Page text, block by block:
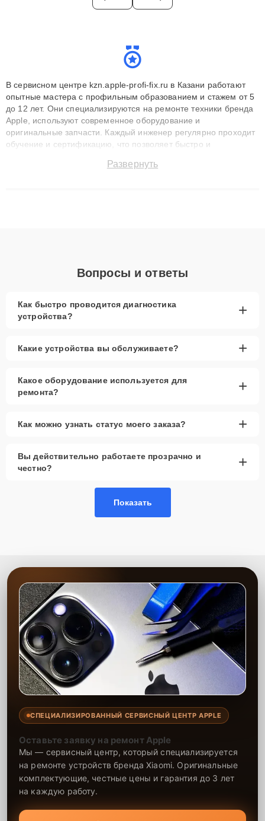
В сервисном центре kzn.apple-profi-fix.ru в Казани работают
опытные мастера с профильным образованием и стажем от 5
до 12 лет. Они специализируются на ремонте техники бренда
Apple, используют современное оборудование и
оригинальные запчасти. Каждый инженер регулярно проходит
обучение и сертификацию, что позволяет быстро и
сохранением гарантии до 3 лет. Наши мастера решают
Развернуть
Вопросы и ответы
Как быстро проводится диагностика
устройства?
+
Какие устройства вы обслуживаете? +
Какое оборудование используется для
ремонта?
+
Как можно узнать статус моего заказа? +
Вы действительно работаете прозрачно и
честно?
+
Показать
СПЕЦИАЛИЗИРОВАННЫЙ СЕРВИСНЫЙ ЦЕНТР APPLE
Оставьте заявку на ремонт Apple
Мы — сервисный центр, который специализируется
на ремонте устройств бренда Xiaomi. Оригинальные
комплектующие, честные цены и гарантия до 3 лет
на каждую работу.